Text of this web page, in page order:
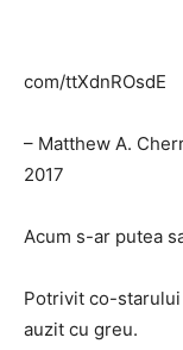
com/ttXdnROsdE
– Matthew A.
2017
Acum s-ar putea
Potrivit co-starului
auzit cu greu.